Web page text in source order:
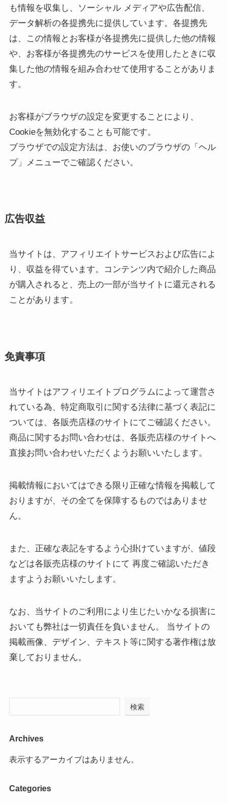
も情報を収集し、ソーシャル メディアや広告配信、
データ解析の各提携先に提供しています。各提携先
は、この情報とお客様が各提携先に提供した他の情報
や、お客様が各提携先のサービスを使用したときに収
集した他の情報を組み合わせて使用することがありま
す。
お客様がブラウザの設定を変更することにより、
Cookieを無効化することも可能です。
ブラウザでの設定方法は、お使いのブラウザの「ヘル
プ」メニューでご確認ください。
広告収益
当サイトは、アフィリエイトサービスおよび広告によ
り、収益を得ています。コンテンツ内で紹介した商品
が購入されると、売上の一部が当サイトに還元される
ことがあります。
免責事項
当サイトはアフィリエイトプログラムによって運営さ
れている為、特定商取引に関する法律に基づく表記に
ついては、各販売店様のサイトにてご確認ください。
商品に関するお問い合わせは、各販売店様のサイトへ
直接お問い合わせいただくようお願いいたします。
掲載情報においてはできる限り正確な情報を掲載して
おりますが、その全てを保障するものではありませ
ん。
また、正確な表記をするよう心掛けていますが、値段
などは各販売店様のサイトにて 再度ご確認いただき
ますようお願いいたします。
なお、当サイトのご利用により生じたいかなる損害に
おいても弊社は一切責任を負いません。 当サイトの
掲載画像、デザイン、テキスト等に関する著作権は放
棄しておりません。
検索
Archives
表示するアーカイブはありません。
Categories